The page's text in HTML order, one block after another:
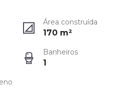
Área construída
170 m²
Banheiros
1